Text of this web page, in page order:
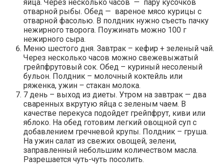
яйца. Через несколько часов — пару кусочков
отварной рыбы. Обед — вареное мясо курицы с
отварной фасолью. В полдник нужно съесть пачку
нежирного творога. Поужинать можно 100 г
нежирного сыра.
Меню шестого дня. Завтрак – кефир + зеленый чай.
Через несколько часов можно свежевыжатый
грейпфрутовый сок. Обед – куриный несоленый
бульон. Полдник – молочный коктейль или
ряженка, ужин – стакан молока.
7 день – выход из диеты. Утром на завтрак — два
сваренных вкрутую яйца с зеленым чаем. В
качестве перекуса подойдет грейпфрут, киви или
яблоко. На обед готовим легкий овощной суп с
добавлением гречневой крупы. Полдник – груша.
На ужин салат из свежих овощей, зелени,
заправленный небольшим количеством масла.
Разрешается чуть-чуть посолить.